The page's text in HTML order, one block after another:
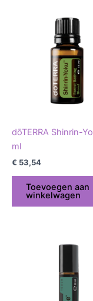
dōTERRA Shinrin-
ml
€ 53,54
Toevoegen aan
winkelwagen